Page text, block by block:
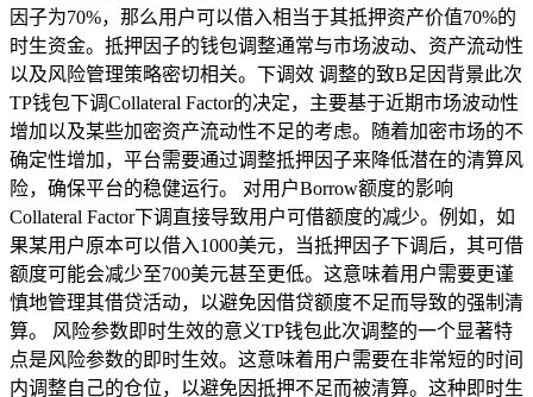
因子为70%，那么用户可以借入相当于其抵押资产价值70%的
时生资金。抵押因子的钱包调整通常与市场波动、资产流动性
以及风险管理策略密切相关。下调效 调整的致B足因背景此次
TP钱包下调Collateral Factor的决定，主要基于近期市场波动性
增加以及某些加密资产流动性不足的考虑。随着加密市场的不
确定性增加，平台需要通过调整抵押因子来降低潜在的清算风
险，确保平台的稳健运行。 对用户Borrow额度的影响
Collateral Factor下调直接导致用户可借额度的减少。例如，如
果某用户原本可以借入1000美元，当抵押因子下调后，其可借
额度可能会减少至700美元甚至更低。这意味着用户需要更谨
慎地管理其借贷活动，以避免因借贷额度不足而导致的强制清
算。 风险参数即时生效的意义TP钱包此次调整的一个显著特
点是风险参数的即时生效。这意味着用户需要在非常短的时间
内调整自己的仓位，以避免因抵押不足而被清算。这种即时生